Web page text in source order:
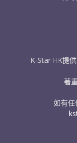
K-Star HK提
著
如有任